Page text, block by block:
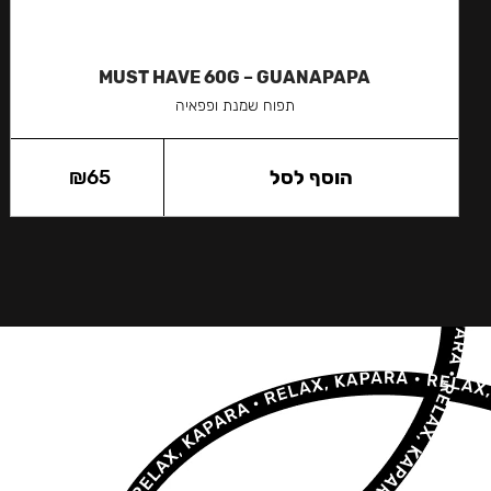
MUST HAVE 60G – GUANAPAPA
תפוח שמנת ופפאיה
₪65 הוסף לסל